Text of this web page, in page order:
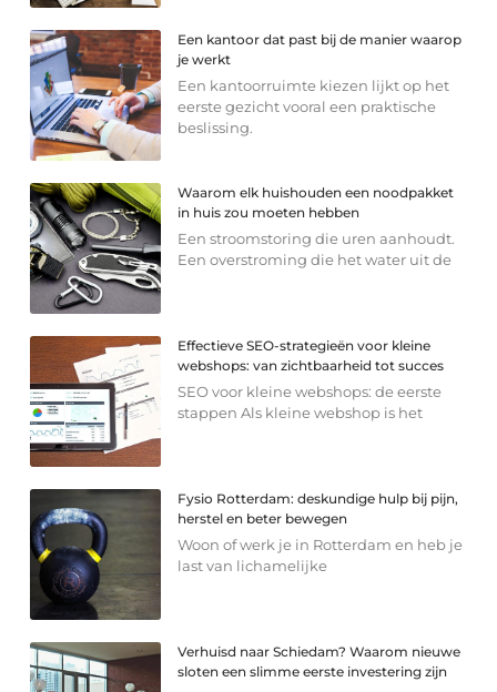
Een kantoor dat past bij de manier waarop
je werkt
Een kantoorruimte kiezen lijkt op het
eerste gezicht vooral een praktische
beslissing.
Waarom elk huishouden een noodpakket
in huis zou moeten hebben
Een stroomstoring die uren aanhoudt.
Een overstroming die het water uit de
Effectieve SEO-strategieën voor kleine
webshops: van zichtbaarheid tot succes
SEO voor kleine webshops: de eerste
stappen Als kleine webshop is het
Fysio Rotterdam: deskundige hulp bij pijn,
herstel en beter bewegen
Woon of werk je in Rotterdam en heb je
last van lichamelijke
Verhuisd naar Schiedam? Waarom nieuwe
sloten een slimme eerste investering zijn